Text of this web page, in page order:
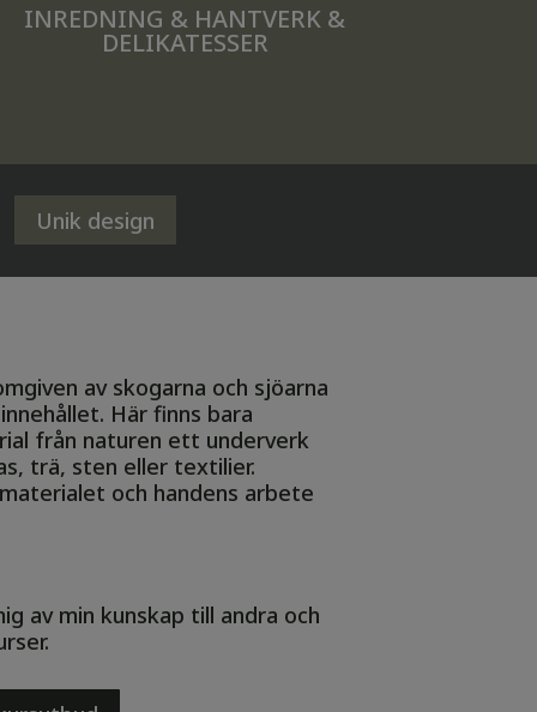
INREDNING & HANTVERK &
DELIKATESSER
Unik design
av skogarna och sjöarna
Här finns bara
från naturen ett underverk
trä, sten eller textilier.
och handens arbete
av min kunskap till andra och